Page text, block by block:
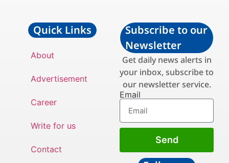
Quick Links
About
Advertisement
Career
Write for us
Contact
Subscribe to our
Newsletter
Get daily news alerts in
your inbox, subscribe to
our newsletter service.
Email
Send